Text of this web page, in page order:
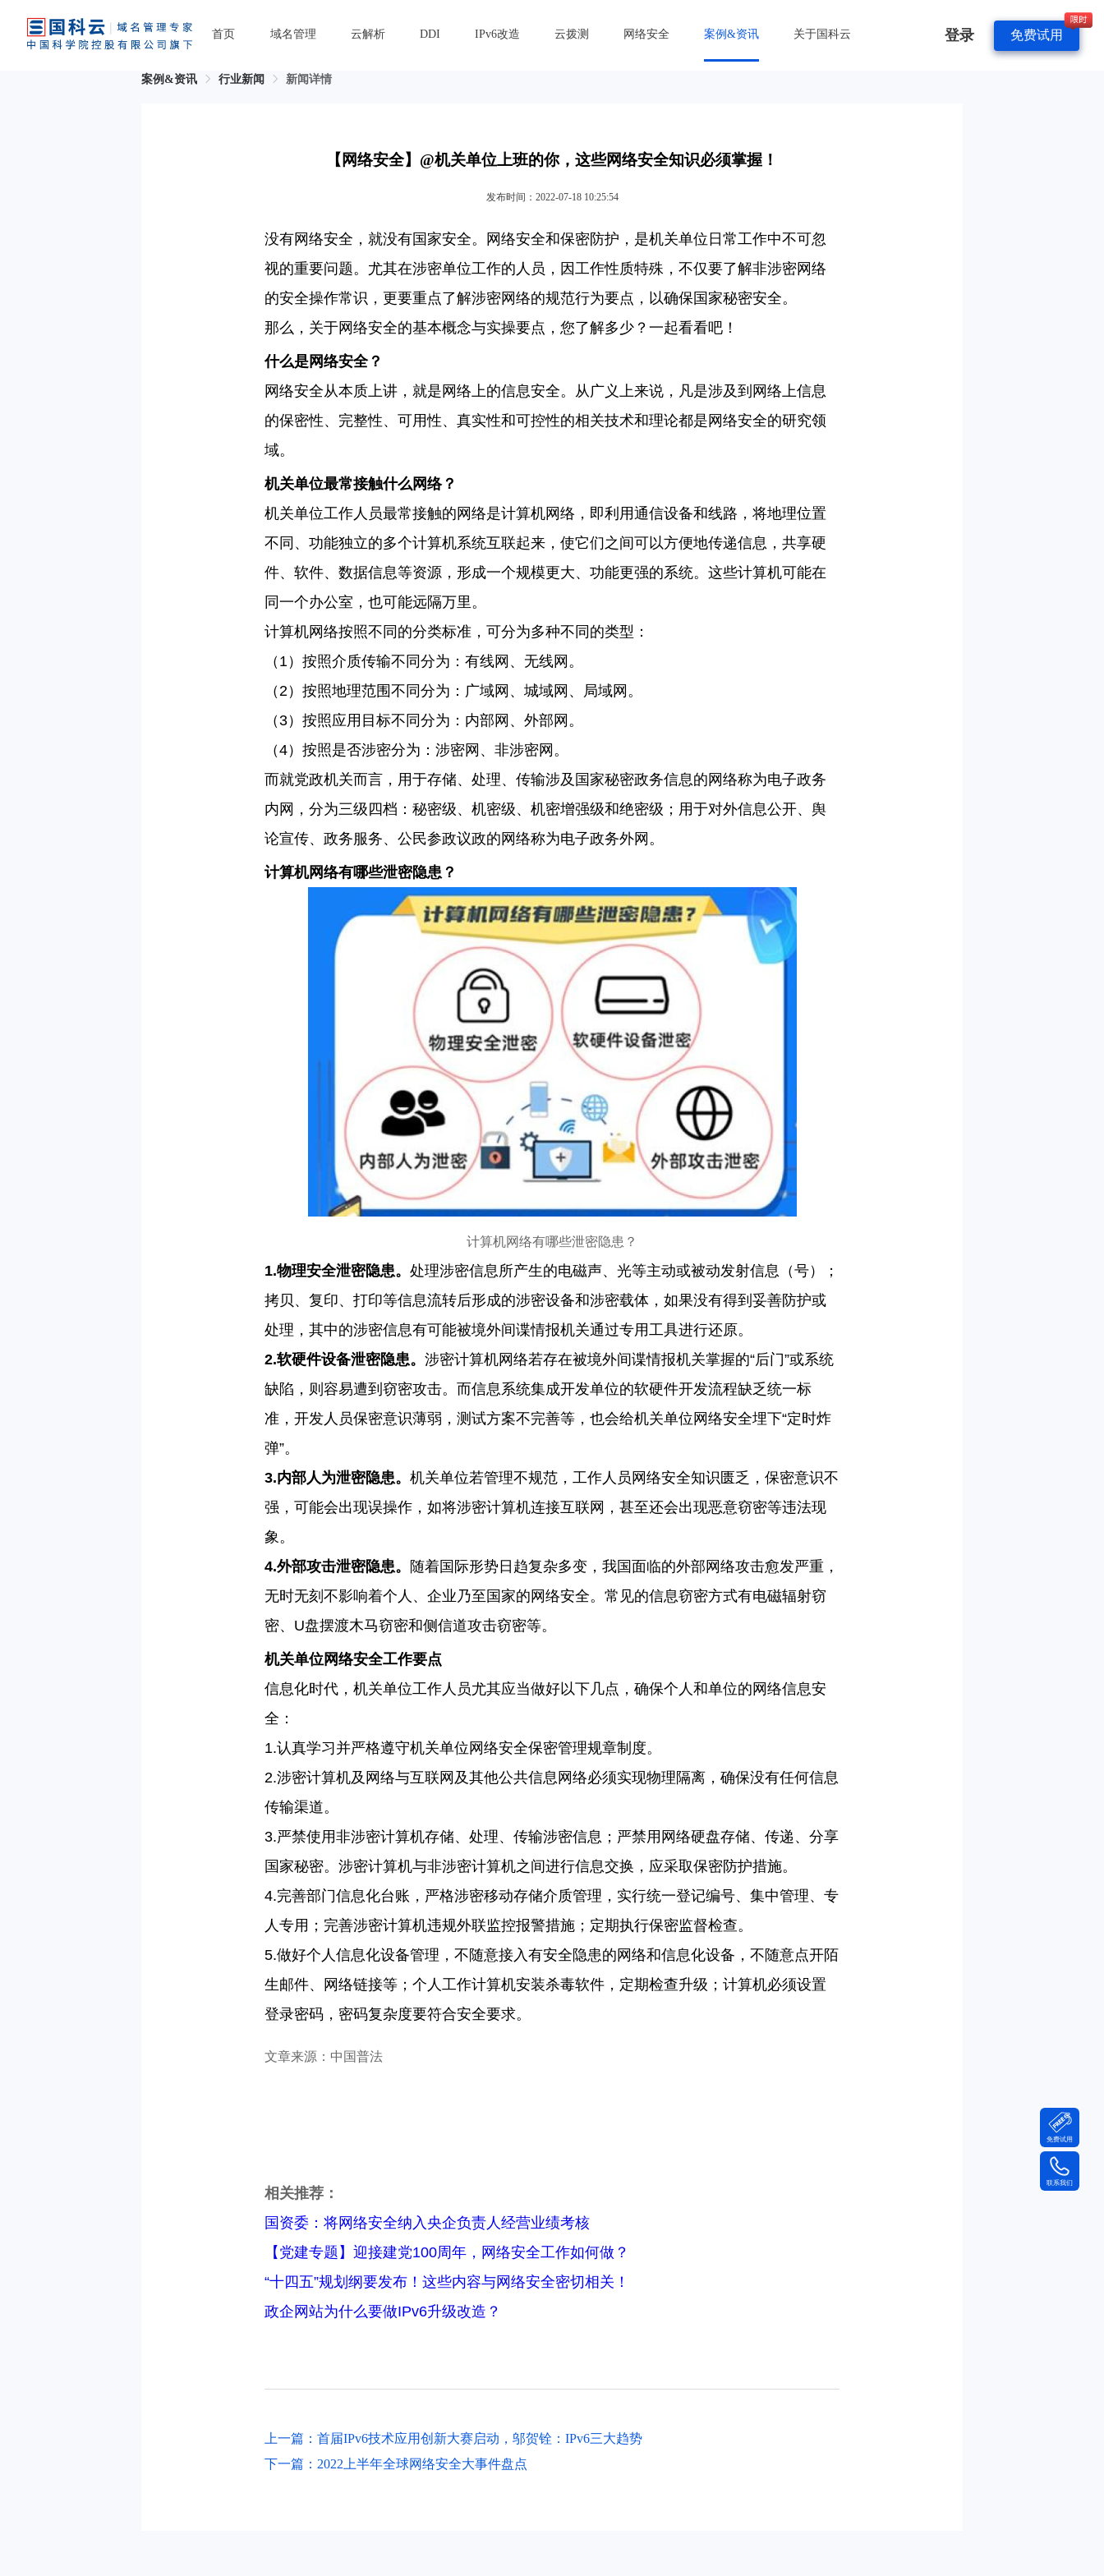
首页 域名管理 云解析 DDI IPv6改造 云拨测 网络安全 案例&资讯 关于国科云 登录 免费试用
案例&资讯 行业新闻 新闻详情
【网络安全】@机关单位上班的你，这些网络安全知识必须掌握！
发布时间：2022-07-18 10:25:54
没有网络安全，就没有国家安全。网络安全和保密防护，是机关单位日常工作中不可忽
视的重要问题。尤其在涉密单位工作的人员，因工作性质特殊，不仅要了解非涉密网络
的安全操作常识，更要重点了解涉密网络的规范行为要点，以确保国家秘密安全。
那么，关于网络安全的基本概念与实操要点，您了解多少？一起看看吧！
什么是网络安全？
网络安全从本质上讲，就是网络上的信息安全。从广义上来说，凡是涉及到网络上信息
的保密性、完整性、可用性、真实性和可控性的相关技术和理论都是网络安全的研究领
域。
机关单位最常接触什么网络？
机关单位工作人员最常接触的网络是计算机网络，即利用通信设备和线路，将地理位置
不同、功能独立的多个计算机系统互联起来，使它们之间可以方便地传递信息，共享硬
件、软件、数据信息等资源，形成一个规模更大、功能更强的系统。这些计算机可能在
同一个办公室，也可能远隔万里。
计算机网络按照不同的分类标准，可分为多种不同的类型：
（ 1）按照介质传输不同分为：有线网、无线网。
（2）按照地理范围不同分为：广域网、城域网、局域网。
（3）按照应用目标不同分为：内部网、外部网。
（4）按照是否涉密分为：涉密网、非涉密网。
而就党政机关而言，用于存储、处理、传输涉及国家秘密政务信息的网络称为电子政务
内网，分为三级四档：秘密级、机密级、机密增强级和绝密级；用于对外信息公开、舆
论宣传、政务服务、公民参政议政的网络称为电子政务外网。
计算机网络有哪些泄密隐患？
计算机网络有哪些泄密隐患？
1.物理安全泄密隐患。 处理涉密信息所产生的电磁声、光等主动或被动发射信息（号）；
拷贝、复印、打印等信息流转后形成的涉密设备和涉密载体，如果没有得到妥善防护或
处理，其中的涉密信息有可能被境外间谍情报机关通过专用工具进行还原。
2.软硬件设备泄密隐患。 涉密计算机网络若存在被境外间谍情报机关掌握的“后门”或系统
缺陷，则容易遭到窃密攻击。而信息系统集成开发单位的软硬件开发流程缺乏统一标
准，开发人员保密意识薄弱，测试方案不完善等，也会给机关单位网络安全埋下“定时炸
弹”。
3.内部人为泄密隐患。 机关单位若管理不规范，工作人员网络安全知识匮乏，保密意识不
强，可能会出现误操作，如将涉密计算机连接互联网，甚至还会出现恶意窃密等违法现
象。
4.外部攻击泄密隐患。 随着国际形势日趋复杂多变，我国面临的外部网络攻击愈发严重，
无时无刻不影响着个人、企业乃至国家的网络安全。常见的信息窃密方式有电磁辐射窃
密、 U盘摆渡木马窃密和侧信道攻击窃密等。
机关单位网络安全工作要点
信息化时代，机关单位工作人员尤其应当做好以下几点，确保个人和单位的网络信息安
全：
1.认真学习并严格遵守机关单位网络安全保密管理规章制度。
2.涉密计算机及网络与互联网及其他公共信息网络必须实现物理隔离，确保没有任何信息
传输渠道。
3.严禁使用非涉密计算机存储、处理、传输涉密信息；严禁用网络硬盘存储、传递、分享
国家秘密。涉密计算机与非涉密计算机之间进行信息交换，应采取保密防护措施。
4.完善部门信息化台账，严格涉密移动存储介质管理，实行统一登记编号、集中管理、专
人专用；完善涉密计算机违规外联监控报警措施；定期执行保密监督检查。
5.做好个人信息化设备管理，不随意接入有安全隐患的网络和信息化设备，不随意点开陌
生邮件、网络链接等；个人工作计算机安装杀毒软件，定期检查升级；计算机必须设置
登录密码，密码复杂度要符合安全要求。
文章来源：中国普法
相关推荐：
国资委：将网络安全纳入央企负责人经营业绩考核
【党建专题】迎接建党100周年，网络安全工作如何做？
“十四五”规划纲要发布！这些内容与网络安全密切相关！
政企网站为什么要做IPv6升级改造？
上一篇：首届IPv6技术应用创新大赛启动，邬贺铨：IPv6三大趋势
下一篇：2022上半年全球网络安全大事件盘点
免费试用
联系我们